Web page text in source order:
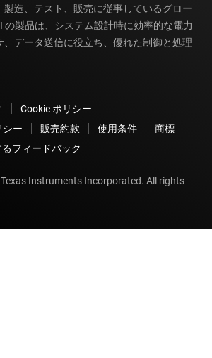
製造、テスト、販売に従事しているグロー
の製品は、システム設計時に効率的な電力
データ送信に役立ち、優れた制御と処理
Cookie ポリシー
シー
販売約款 使用条件
商標
フィードバック
Texas Instruments Incorporated. All rights